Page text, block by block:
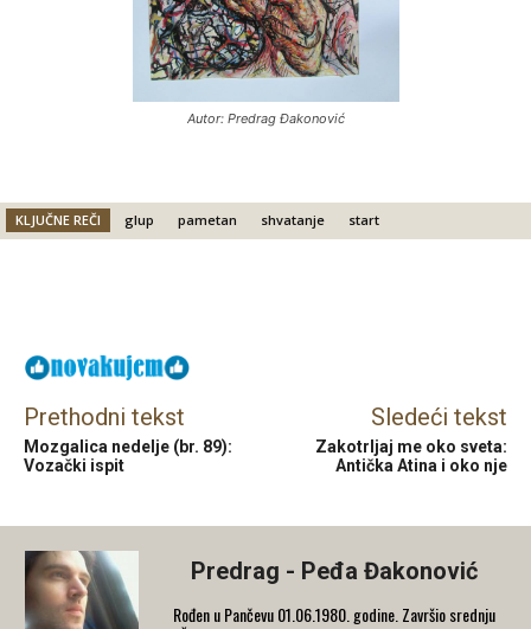
Autor: Predrag Đakonović
KLJUČNE REČI glup pametan shvatanje start
Prethodni tekst
Mozgalica nedelje (br. 89):
Vozački ispit
Sledeći tekst
Zakotrljaj me oko sveta:
Antička Atina i oko nje
Predrag - Peđa Đakonović
Rođen u Pančevu 01.06.1980. godine. Završio srednju